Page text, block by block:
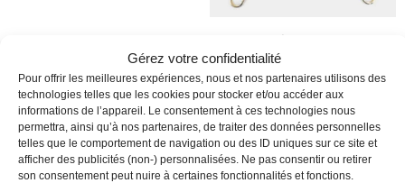
Gérez votre confidentialité
Pour offrir les meilleures expériences, nous et nos partenaires utilisons des
technologies telles que les cookies pour stocker et/ou accéder aux
informations de l’appareil. Le consentement à ces technologies nous
permettra, ainsi qu’à nos partenaires, de traiter des données personnelles
telles que le comportement de navigation ou des ID uniques sur ce site et
afficher des publicités (non-) personnalisées. Ne pas consentir ou retirer
son consentement peut nuire à certaines fonctionnalités et fonctions.
39,90€
Bandoulière Simple
Toile Unie Réglable
14,90€